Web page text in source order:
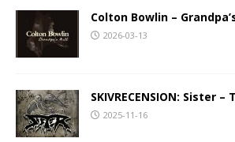
Colton Bowlin –
2026-03-13
SKIVRECENSION: Sister
2025-11-16